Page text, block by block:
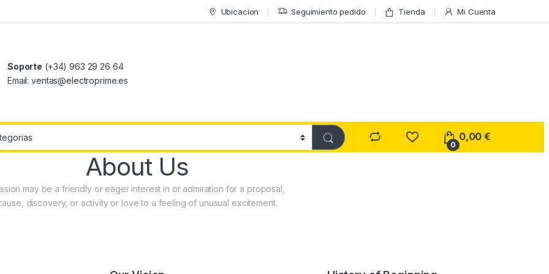
Ubicacion Seguimiento pedido Tienda Mi Cuenta
Soporte (+34) 963 29 26 64
Email: ventas@electroprime.es
0
0,00€
About Us
may be a friendly or eager interest in or admiration for a proposal,
discovery, or activity or love to a feeling of unusual excitement.